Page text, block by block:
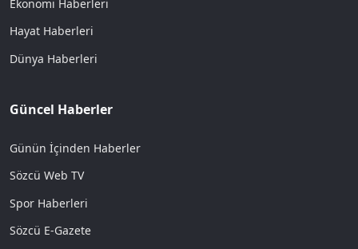
Ekonomi Haberleri
Hayat Haberleri
Dünya Haberleri
Güncel Haberler
Günün İçinden Haberler
Sözcü Web TV
Spor Haberleri
Sözcü E-Gazete